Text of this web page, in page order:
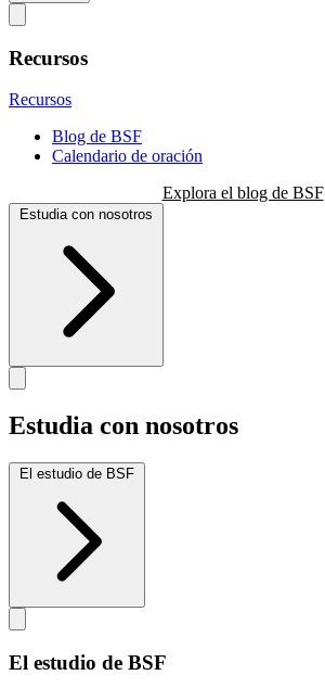
Recursos
Recursos
Blog de BSF
Calendario de oración
Explora el blog de BSF
Estudia con nosotros
Estudia con nosotros
El estudio de BSF
El estudio de BSF